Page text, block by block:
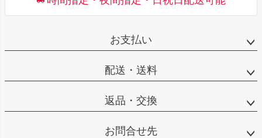
お支払い
配送・送料
返品・交換
お問合せ先